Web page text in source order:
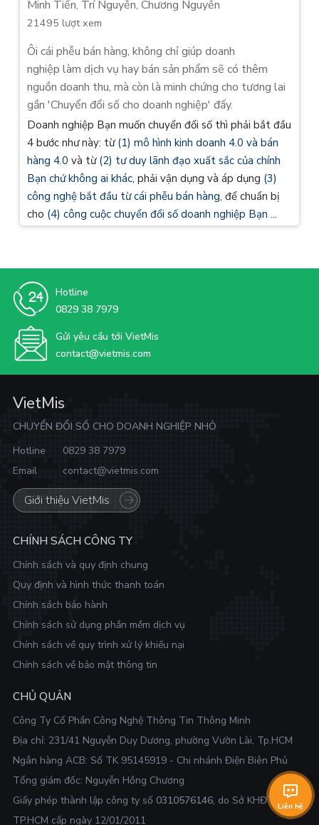
Minh Tiến, Trí Nguyễn, Chương Nguyễn
21495 lượt xem
Ôi cái phễu bán hàng, không chỉ giúp doanh
nghiệp làm dịch vụ hay bán sản phẩm sẽ có thêm
nguồn doanh thu, mà còn là minh chứng cho tương lai
gần 'Chuyển đổi số cho doanh nghiệp' đấy.
Doanh nghiệp Bạn muốn chuyển đổi số thì phải bắt đầu
4 bước như này: từ (1) mô hình kinh doanh 4.0 và bán
hàng 4.0 và từ(2) tư duy lãnh đạo xuất sắc của chính
Bạn chứ không ai khác, phải vận dụng và áp dụng (3)
công nghệ bắt đầu từ cái phễu bán hàng, để chuẩn bị
cho (4) công cuộc chuyển đổi số doanh nghiệp Bạn ...
Hotline
0829 38 7979
Gửi yêu cầu tới VietMis
contact@vietmis.com
VietMis
CHUYỂN ĐỔI SỐ CHO DOANH NGHIỆP NHỎ
Hotline
0829 38 7979
Email
contact@vietmis.com
Giới thiệu VietMis
CHÍNH SÁCH CÔNG TY
Chính sách và quy định chung
Quy định và hình thức thanh toán
Chính sách bảo hành
Chính sách sử dụng phần mềm dịch vụ
Chính sách về quy trình xử lý khiếu nại
Chính sách về bảo mật thông tin
CHỦ QUẢN
Công Ty Cổ Phần Công Nghệ Thông Tin Thông Minh
Địa chỉ: 231/41 Nguyễn Duy Dương, phường Vườn Lài, Tp.HCM
Ngân hàng ACB: Số TK 95145919 - Chi nhánh Điện Biên Phủ
Tổng giám đốc: Nguyễn Hồng Chương
Giấy phép thành lập công ty số 0310576146, do Sở KHĐT
TP.HCM cấp ngày 12/01/2011
Liên hệ